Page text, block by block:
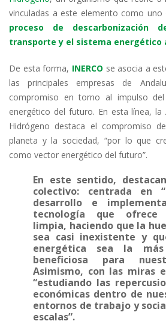
e
dI
n
er b
o
o
k
s
A
p
p
gr
a
m
l
vinculadas a este elemento como uno
proceso de descarbonización
transporte y el sistema energético
De esta forma, INERCO se asocia a
las principales empresas de
compromiso en torno al impulso
energético del futuro. En esta línea, la
Hidrógeno destaca el compromiso
planeta y la sociedad, “por lo que
como vector energético del futuro”.
En este sentido,
colectivo: centrada en
desarrollo e
tecnología que ofrece
limpia, haciendo que la
sea casi inexistente y
energética sea la
beneficiosa para
Asimismo, con las miras
“estudiando las
económicas dentro de
entornos de trabajo y
escalas”.